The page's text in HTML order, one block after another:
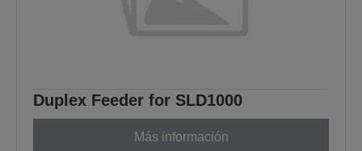
Duplex Feeder for SLD1000
Más información